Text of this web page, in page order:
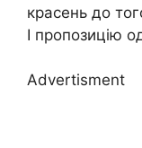
красень до
І пропозицію
Advertisment